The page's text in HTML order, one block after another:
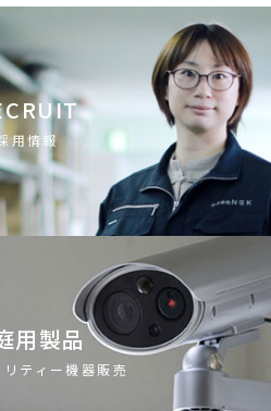
用情報
用製品
ティー機器販売